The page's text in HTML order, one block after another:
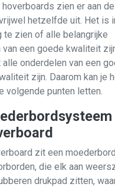
zien er aan de
hetzelfde uit. Het is
te zien of alle belangrijke
een goede kwaliteit
onderdelen van een
zijn. Daarom kan je
volgende punten letten.
zit een
die elk aan
drukpad zitten,